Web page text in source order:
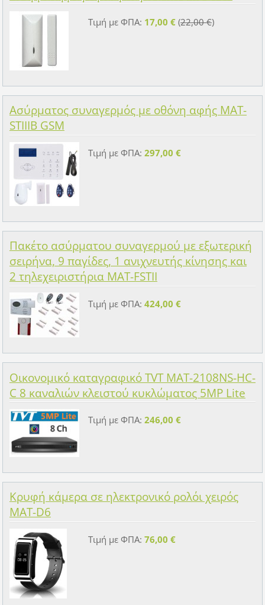
Τιμή με ΦΠΑ: 17,00 €(22,00 €)
Ασύρματος συναγερμός με οθόνη αφής MAT-
STIIIB GSM
Τιμή με ΦΠΑ: 297,00 €
Πακέτο ασύρματου συναγερμού με εξωτερική
σειρήνα, 9 παγίδες, 1 ανιχνευτής κίνησης και
2 τηλεχειριστήρια MAT-FSTII
Τιμή με ΦΠΑ: 424,00 €
Οικονομικό καταγραφικό TVT MAT-2108NS-HC-
C 8 καναλιών κλειστού κυκλώματος 5MP Lite
Τιμή με ΦΠΑ: 246,00 €
Κρυφή κάμερα σε ηλεκτρονικό ρολόι χειρός
MAT-D6
Τιμή με ΦΠΑ: 76,00 €